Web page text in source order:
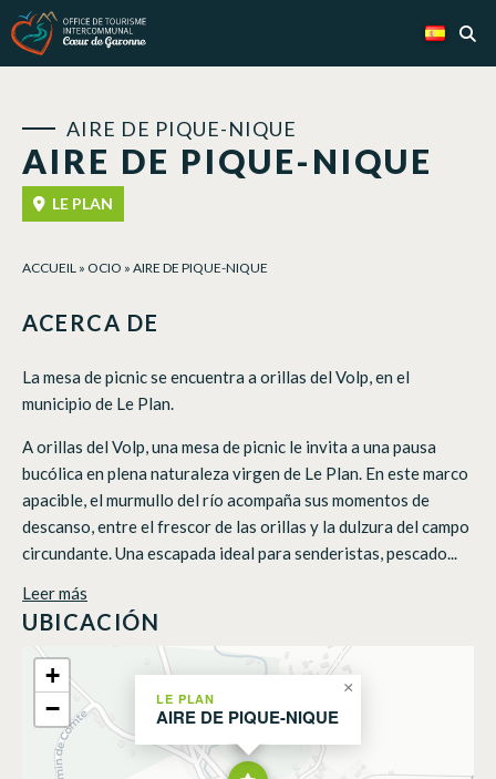
AIRE DE PIQUE-NIQUE
AIRE DE PIQUE-NIQUE
LE PLAN
ACCUEIL » OCIO » AIRE DE PIQUE-NIQUE
ACERCA DE
La mesa de picnic se encuentra a orillas del Volp, en el
municipio de Le Plan.
A orillas del Volp, una mesa de picnic le invita a una pausa
bucólica en plena naturaleza virgen de Le Plan. En este marco
apacible, el murmullo del río acompaña sus momentos de
descanso, entre el frescor de las orillas y la dulzura del campo
circundante. Una escapada ideal para senderistas, pescado...
Leer más
UBICACIÓN
LE PLAN
AIRE DE PIQUE-NIQUE
×
+
−
Panel de gestión de cookies